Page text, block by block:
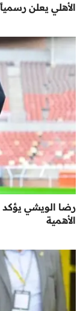
الأهلي يعلن
رضا الويشي يؤكد
الأهمية